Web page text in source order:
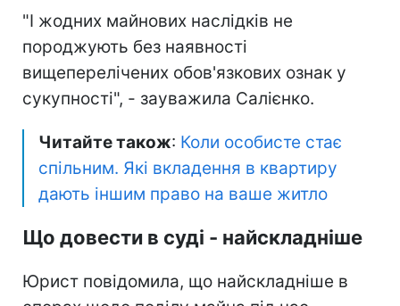
"І жодних майнових наслідків не
породжують без наявності
вищеперелічених обов'язкових ознак у
сукупності", - зауважила Салієнко.
Читайте також: Коли особисте стає
спільним. Які вкладення в квартиру
дають іншим право на ваше житло
Що довести в суді - найскладніше
Юрист повідомила, що найскладніше в